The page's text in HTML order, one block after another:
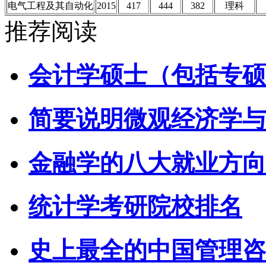
电气工程及其自动化 2015 417 444 382 理科
推荐阅读
会计学硕士（包括专
简要说明微观经济学
金融学的八大就业方
统计学考研院校排名
史上最全的中国管理